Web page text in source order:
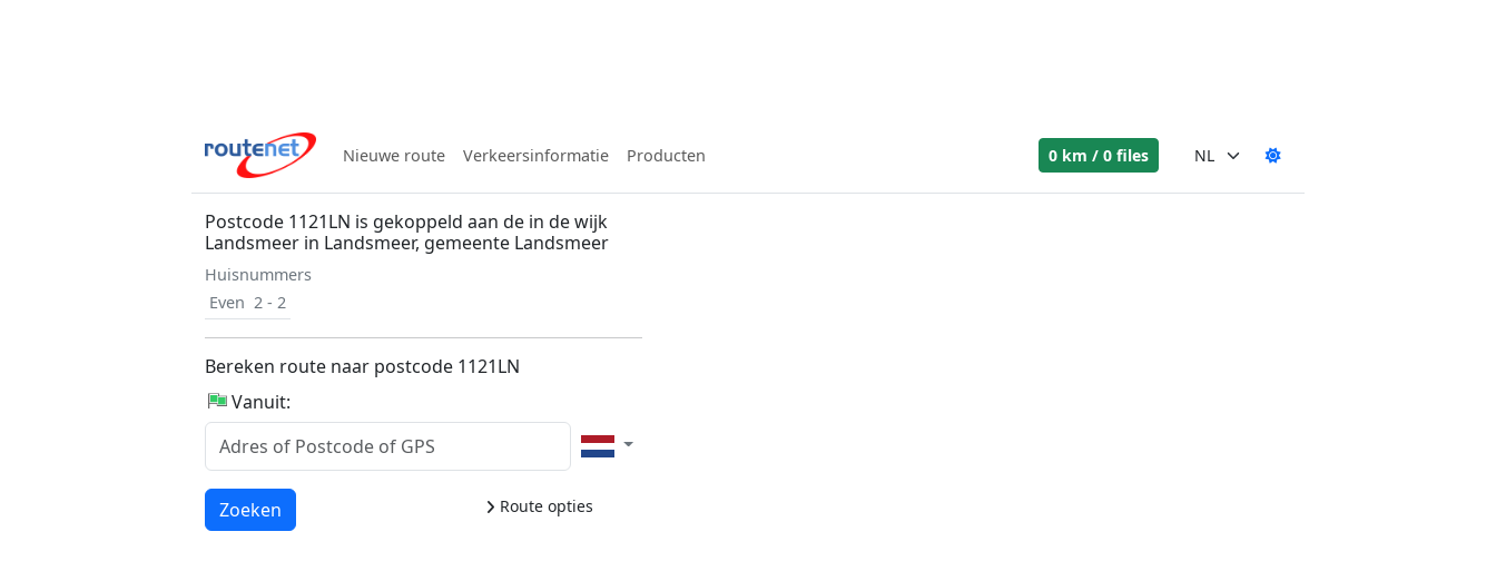
Nieuwe route Verkeersinformatie Producten 0 km / 0 files
Postcode 1121LN is gekoppeld aan de in de wijk
Landsmeer in Landsmeer, gemeente Landsmeer
Huisnummers
Even 2 - 2
Bereken route naar postcode 1121LN
Vanuit:
Route opties
Laden...
Zoeken